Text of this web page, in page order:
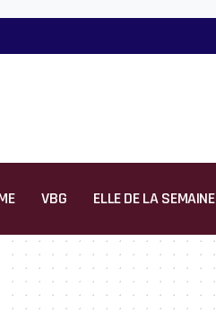
VBG ELLE DE LA SEMAINE